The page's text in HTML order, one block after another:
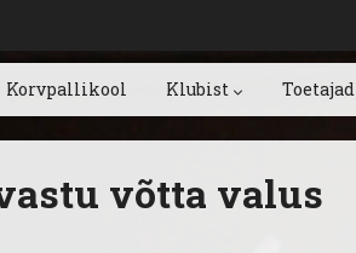
Korvpallikool Klubist Toetajad
võtta valus